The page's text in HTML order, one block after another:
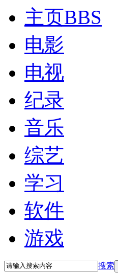
主页BBS
电影
电视
纪录
音乐
综艺
学习
软件
游戏
搜索